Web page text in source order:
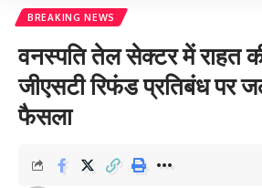
BREAKING NEWS
वनस्पति तेल सेक्टर में राहत
जीएसटी रिफंड प्रतिबंध पर
फैसला